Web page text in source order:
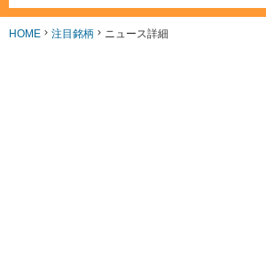
7月29日 日経225シグナル点灯
HOME 注目銘柄 ニュース詳細